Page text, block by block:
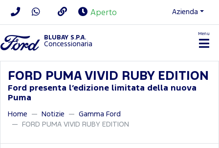
Aperto Azienda
BLUBAY S.P.A.
Concessionaria
Menu
FORD PUMA VIVID RUBY EDITION
Ford presenta l’edizione limitata della nuova
Puma
Home Notizie
Gamma Ford
FORD PUMA VIVID RUBY EDITION